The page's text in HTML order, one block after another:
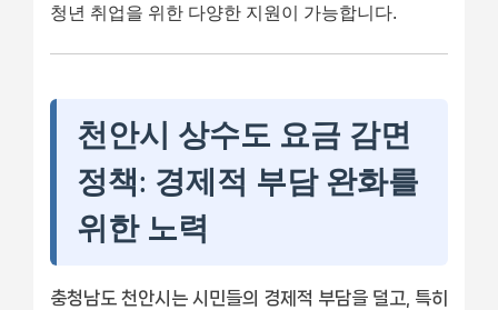
청년 취업을 위한 다양한 지원이 가능합니다.
천안시 상수도 요금 감면
정책: 경제적 부담 완화를
위한 노력
충청남도 천안시는 시민들의 경제적 부담을 덜고, 특히